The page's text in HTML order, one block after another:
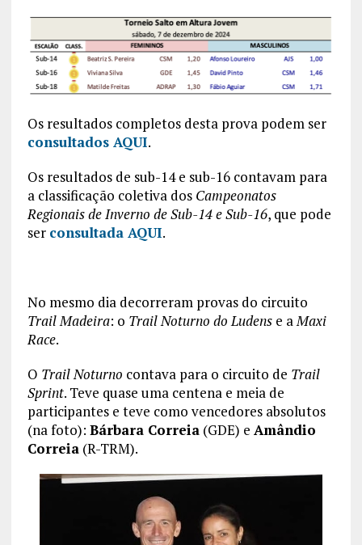
Os resultados completos desta prova podem ser
consultados AQUI.
Os resultados de sub-14 e sub-16 contavam para
a classificação coletiva dos Campeonatos
Regionais de Inverno de Sub-14 e Sub-16, que pode
ser consultada AQUI.
No mesmo dia decorreram provas do circuito
Trail Madeira: o Trail Noturno do Ludense a Maxi
Race.
O Trail Noturno contava para o circuito de Trail
Sprint. Teve quase uma centena e meia de
participantes e teve como vencedores absolutos
(na foto): Bárbara Correia(GDE) e Amândio
Correia(R-TRM).